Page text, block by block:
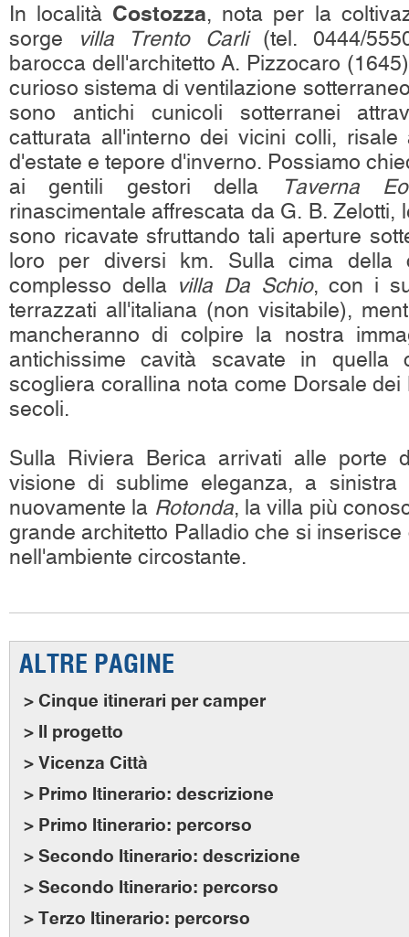
In località Costozza, nota per la
sorge
villa Trento Carli(tel. 0444/
barocca dell'architetto A. Pizzocaro
curioso sistema di ventilazione
sono antichi cunicoli sotterranei
catturata all'interno dei vicini colli, risale
d'estate e tepore d'inverno. Possiamo
ai gentili gestori della
Taverna
rinascimentale affrescata da G. B. Zelotti,
sono ricavate sfruttando tali aperture
loro per diversi km. Sulla cima della
complesso della villa Da Schio, con i
terrazzati all'italiana (non visitabile),
mancheranno di colpire la nostra
antichissime cavità scavate in
scogliera corallina nota come Dorsale
secoli.
Sulla Riviera Berica arrivati alle porte
visione di sublime eleganza, a sinistra
nuovamente la Rotonda, la villa più
grande architetto Palladio che si
nell'ambiente circostante.
ALTRE PAGINE
> Cinque itinerari per camper
> Il progetto
> Vicenza Città
> Primo Itinerario: descrizione
> Primo Itinerario: percorso
> Secondo Itinerario: descrizione
> Secondo Itinerario: percorso
> Terzo Itinerario: percorso